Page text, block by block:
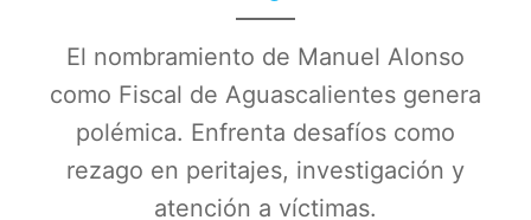
El nombramiento de Manuel Alonso
como Fiscal de Aguascalientes genera
polémica. Enfrenta desafíos como
rezago en peritajes, investigación y
atención a víctimas.